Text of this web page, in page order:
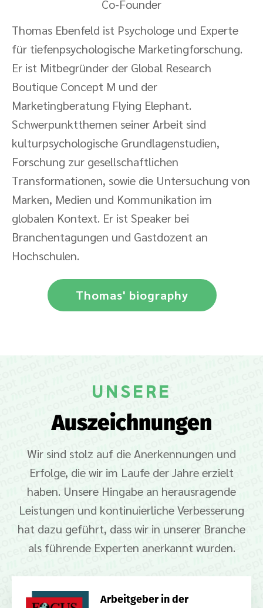
Co-Founder
Thomas Ebenfeld ist Psychologe und Experte
für tiefenpsychologische Marketingforschung.
Er ist Mitbegründer der Global Research
Boutique Concept M und der
Marketingberatung Flying Elephant.
Schwerpunktthemen seiner Arbeit sind
kulturpsychologische Grundlagenstudien,
Forschung zur gesellschaftlichen
Transformationen, sowie die Untersuchung von
Marken, Medien und Kommunikation im
globalen Kontext. Er ist Speaker bei
Branchentagungen und Gastdozent an
Hochschulen.
Thomas' biography
UNSERE
Auszeichnungen
Wir sind stolz auf die Anerkennungen und
Erfolge, die wir im Laufe der Jahre erzielt
haben. Unsere Hingabe an herausragende
Leistungen und kontinuierliche Verbesserung
hat dazu geführt, dass wir in unserer Branche
als führende Experten anerkannt wurden.
Arbeitgeber in der